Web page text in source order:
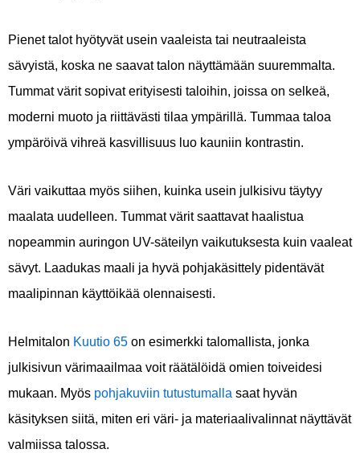
Pienet talot hyötyvät usein vaaleista tai neutraaleista
sävyistä, koska ne saavat talon näyttämään suuremmalta.
Tummat värit sopivat erityisesti taloihin, joissa on selkeä,
moderni muoto ja riittävästi tilaa ympärillä. Tummaa taloa
ympäröivä vihreä kasvillisuus luo kauniin kontrastin.
Väri vaikuttaa myös siihen, kuinka usein julkisivu täytyy
maalata uudelleen. Tummat värit saattavat haalistua
nopeammin auringon UV-säteilyn vaikutuksesta kuin vaaleat
sävyt. Laadukas maali ja hyvä pohjakäsittely pidentävät
maalipinnan käyttöikää olennaisesti.
Helmitalon Kuutio 65 on esimerkki talomallista, jonka
julkisivun värimaailmaa voit räätälöidä omien toiveidesi
mukaan. Myös pohjakuviin tutustumalla saat hyvän
käsityksen siitä, miten eri väri- ja materiaalivalinnat näyttävät
valmiissa talossa.